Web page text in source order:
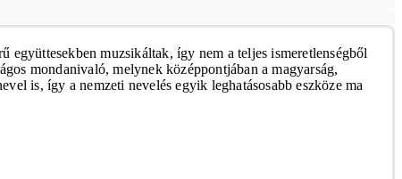
együttesekben muzsikáltak, így nem a teljes ismeretlenségből
mondanivaló, melynek középpontjában a magyarság,
is, így a nemzeti nevelés egyik leghatásosabb eszköze ma